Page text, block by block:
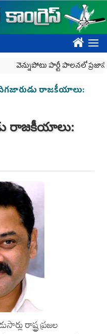
????
వెన్నుపోటు పార్టీ పాలనలో
రాజకీయాలు:
రాజకీయాలు:
రాష్ట్ర ప్రజల